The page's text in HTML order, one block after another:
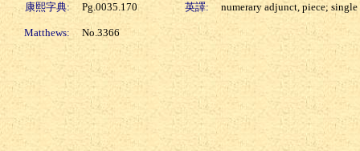
康熙字典: Pg.0035.170 英譯: numerary adjunct, piece; single
Matthews: No.3366